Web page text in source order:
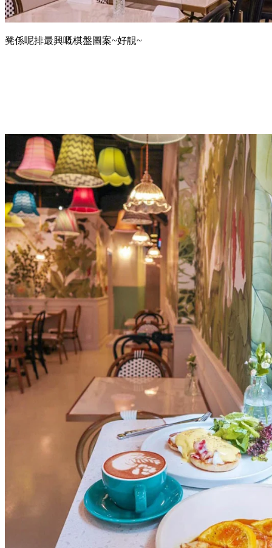
凳係呢排最興嘅棋盤圖案~好靚~